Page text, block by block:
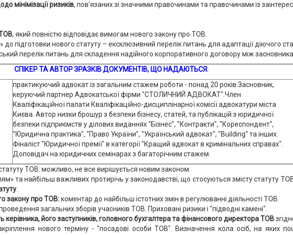
мінімізації ризиків, пов’язаних зі значними правочинами та правочинами із
, який повністю відповідає вимогам нового закону про ТОВ.
до підготовки нового статуту – ексклюзивний перелік питань для адаптації діючого
перелік питань для складення надійного корпоративного договору між
СПІКЕР ТА АВТОР ЗРАЗКІВ ДОКУМЕНТІВ, ЩО НАДАЮТЬСЯ:
практикуючий адвокат із загальним стажем роботи - понад 20 років.Засновник,
керуючий партнер Адвокатської фірми "СТОЛИЧНИЙ АДВОКАТ".Член
Кваліфікаційної палати Кваліфікаційно-дисциплінарної комісії адвокатури міста
Києва. Автор низки брошур з безпеки бізнесу, статей, та публікацій з юридичної
безпеки підприємств у ділових виданнях "Бізнес", "Контракти", "Кореспондент",
"Юридична практика", "Право України", "Український адвокат", "Building" та інших.
Фіналіст "Юридичної премії" в категорії "Кращий адвокат в кримінальних справах".
Доповідач на юридичних семінарах з багаторічним стажем.
ТОВ: можливо, не все вирішується новим законом.
та найбільш важливих протирічь у законодавстві, що стосуються змісту статуту
закону про ТОВ:коментар до найбільш істотних змін в регулюванні діяльності ТОВ.
загальних зборів учасників ТОВ. Приховані ризики і "підводні камені".
керівника, його заступників, головного бухгалтера та фінансового директора ТОВ
нового терміну - "посадові особи ТОВ". Визначення кола осіб, на яких